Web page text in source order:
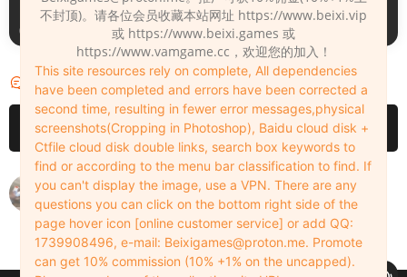
2天前
评论 1
请先登录
大爱
wode243514394 2023-01-17 0
不封顶)。请各位会员收藏本站网址 https://www.beixi.vip
或 https://www.beixi.games 或
https://www.vamgame.cc，欢迎您的加入！
This site resources rely on complete, All dependencies
have been completed and errors have been corrected a
second time, resulting in fewer error messages,physical
screenshots(Cropping in Photoshop), Baidu cloud disk +
Ctfile cloud disk double links, search box keywords to
find or according to the menu bar classification to find. If
you can't display the image, use a VPN. There are any
questions you can click on the bottom right side of the
page hover icon [online customer service] or add QQ:
1739908496, e-mail: Beixigames@proton.me. Promote
can get 10% commission (10% +1% on the uncapped).